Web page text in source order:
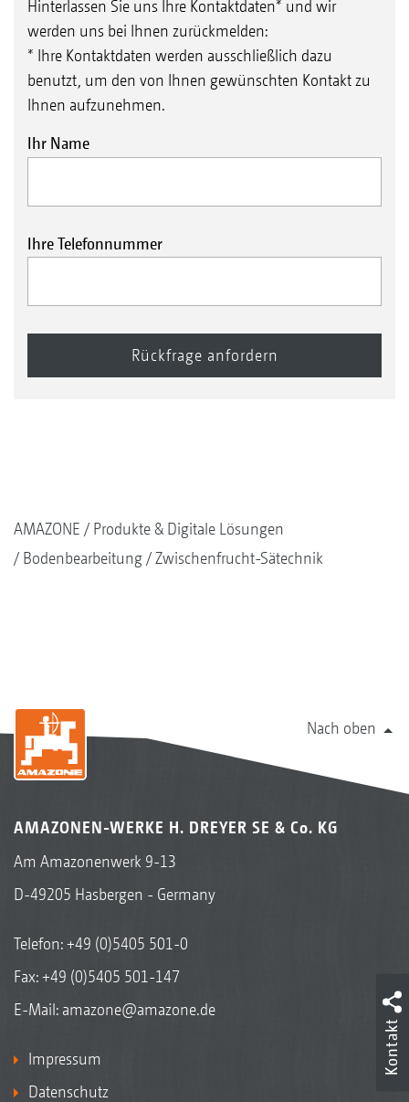
Hinterlassen Sie uns Ihre Kontaktdaten* und wir
werden uns bei Ihnen zurückmelden:
* Ihre Kontaktdaten werden ausschließlich dazu
benutzt, um den von Ihnen gewünschten Kontakt zu
Ihnen aufzunehmen.
Ihr Name
Ihre Telefonnummer
AMAZONE
Produkte & Digitale Lösungen
Bodenbearbeitung
Zwischenfrucht-Sätechnik
Nach oben
AMAZONEN-WERKE H. DREYER SE & Co. KG
Am Amazonenwerk 9-13
D-49205 Hasbergen - Germany
Telefon:+49 (0)5405 501-0
Fax: +49 (0)5405 501-147
E-Mail: amazone@amazone.de
Impressum
Datenschutz
Kontakt